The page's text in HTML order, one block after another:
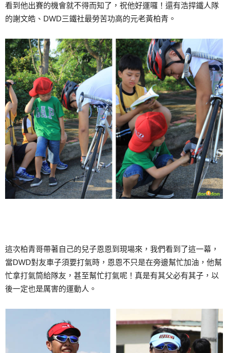
看到他出賽的機會就不得而知了，祝他好運囉！還有浩捍鐵人隊
的謝文皓、DWD三鐵社最勞苦功高的元老黃柏青。
這次柏青哥帶著自己的兒子恩恩到現場來，我們看到了這一幕，
當DWD對友車子須要打氣時，恩恩不只是在旁邊幫忙加油，他幫
忙拿打氣筒給隊友，甚至幫忙打氣呢！真是有其父必有其子，以
後一定也是厲害的運動人。